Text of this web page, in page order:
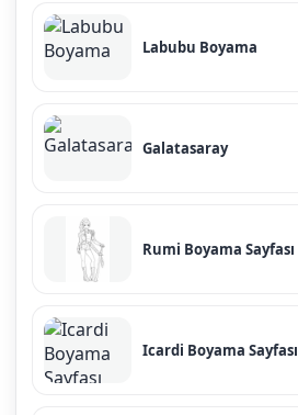
Labubu Boyama
Galatasaray
Rumi Boyama Sayfası
Icardi Boyama Sayfası